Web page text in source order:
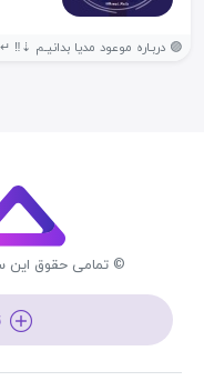
🟣 دربـاره موعود مدیا بدانیـم
© تمامی حقوق این